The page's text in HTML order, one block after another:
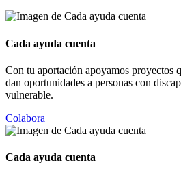
Cada ayuda cuenta
Con tu aportación apoyamos proyectos
dan oportunidades a personas con
vulnerable.
Colabora
Cada ayuda cuenta